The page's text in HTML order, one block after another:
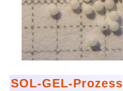
SOL-GEL-Prozess